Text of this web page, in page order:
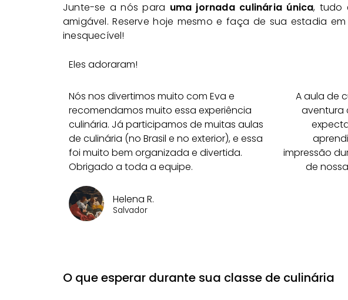
Junte-se a nós para uma jornada culinária única, tudo
amigável. Reserve hoje mesmo e faça de sua estadia
inesquecível!
Eles adoraram!
Nós nos divertimos muito com Eva e
recomendamos muito essa experiência
culinária. Já participamos de muitas aulas
de culinária (no Brasil e no exterior), e essa
foi muito bem organizada e divertida.
Obrigado a toda a equipe.
Helena R.
Salvador
A aula de
aventura
impressão
de
O que esperar durante sua classe de culinária